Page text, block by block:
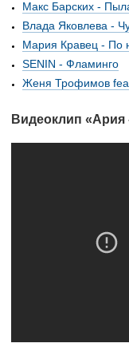
Макс Барских -
Влада Яковлева -
Мария Кравец - По
SENIN - Фламинго
Женя Трофимов
Видеоклип «Ария